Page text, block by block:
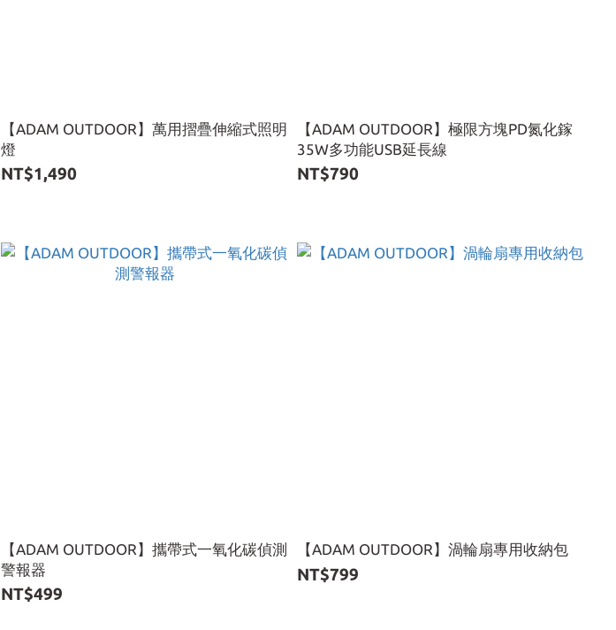
【ADAM OUTDOOR】萬用摺疊伸縮式照明
燈
NT$1,490
【ADAM OUTDOOR】極限方塊PD氮化鎵
35W多功能USB延長線
NT$790
【ADAM OUTDOOR】攜帶式一氧化碳偵測
警報器
NT$499
【ADAM OUTDOOR】渦輪扇專用收納包
NT$799